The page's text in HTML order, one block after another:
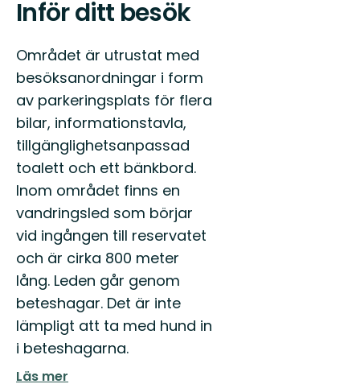
Inför ditt besök
Området är utrustat med
besöksanordningar i form
av parkeringsplats för flera
bilar, informationstavla,
tillgänglighetsanpassad
toalett och ett bänkbord.
Inom området finns en
vandringsled som börjar
vid ingången till reservatet
och är cirka 800 meter
lång. Leden går genom
beteshagar. Det är inte
lämpligt att ta med hund in
i beteshagarna.
Läs mer